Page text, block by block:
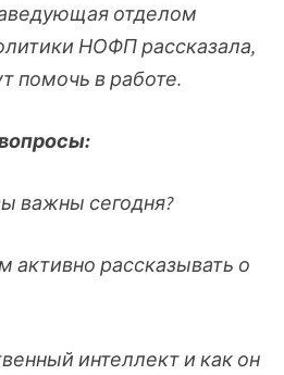
отделом
НОФП рассказала,
помочь в работе.
важны сегодня?
активно рассказывать о
интеллект и как он